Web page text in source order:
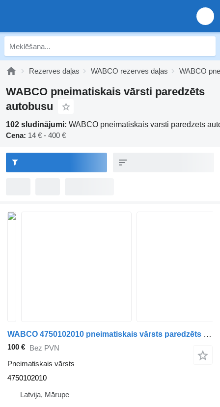
Rezerves daļas WABCO rezerves daļas WABCO
WABCO pneimatiskais vārsti paredzēts
autobusu
102 sludinājumi: WABCO pneimatiskais vārsti paredzēts
Cena: 14 € - 400 €
WABCO 4750102010 pneimatiskais vārsts paredzēts autobusa
100 € Bez PVN
Pneimatiskais vārsts
4750102010
Latvija, Mārupe